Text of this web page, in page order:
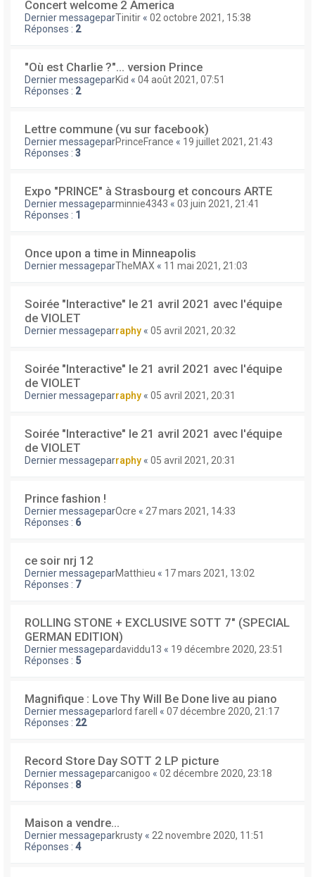
Concert welcome 2 America
Dernier messageparTinitir « 02 octobre 2021, 15:38
Réponses : 2
"Où est Charlie ?"... version Prince
Dernier messageparKid « 04 août 2021, 07:51
Réponses : 2
Lettre commune (vu sur facebook)
Dernier messageparPrinceFrance « 19 juillet 2021, 21:43
Réponses : 3
Expo "PRINCE" à Strasbourg et concours ARTE
Dernier messageparminnie4343 « 03 juin 2021, 21:41
Réponses : 1
Once upon a time in Minneapolis
Dernier messageparTheMAX « 11 mai 2021, 21:03
Soirée "Interactive" le 21 avril 2021 avec l'équipe
de VIOLET
Dernier messageparraphy « 05 avril 2021, 20:32
Soirée "Interactive" le 21 avril 2021 avec l'équipe
de VIOLET
Dernier messageparraphy « 05 avril 2021, 20:31
Soirée "Interactive" le 21 avril 2021 avec l'équipe
de VIOLET
Dernier messageparraphy « 05 avril 2021, 20:31
Prince fashion !
Dernier messageparOcre « 27 mars 2021, 14:33
Réponses : 6
ce soir nrj 12
Dernier messageparMatthieu « 17 mars 2021, 13:02
Réponses : 7
ROLLING STONE + EXCLUSIVE SOTT 7" (SPECIAL
GERMAN EDITION)
Dernier messagepardaviddu13 « 19 décembre 2020, 23:51
Réponses : 5
Magnifique : Love Thy Will Be Done live au piano
Dernier messageparlord farell « 07 décembre 2020, 21:17
Réponses : 22
Record Store Day SOTT 2 LP picture
Dernier messageparcanigoo « 02 décembre 2020, 23:18
Réponses : 8
Maison a vendre...
Dernier messageparkrusty « 22 novembre 2020, 11:51
Réponses : 4